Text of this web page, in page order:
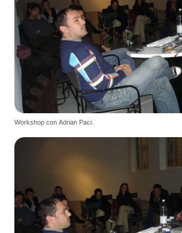
Workshop con Adrian Paci.